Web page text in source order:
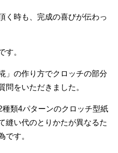
く時も、完成の喜びが伝わっ
す。
」の作り方でクロッチの部分
問をいただきました。
類4パターンのクロッチ型紙
縫い代のとりかたが異なるた
です。